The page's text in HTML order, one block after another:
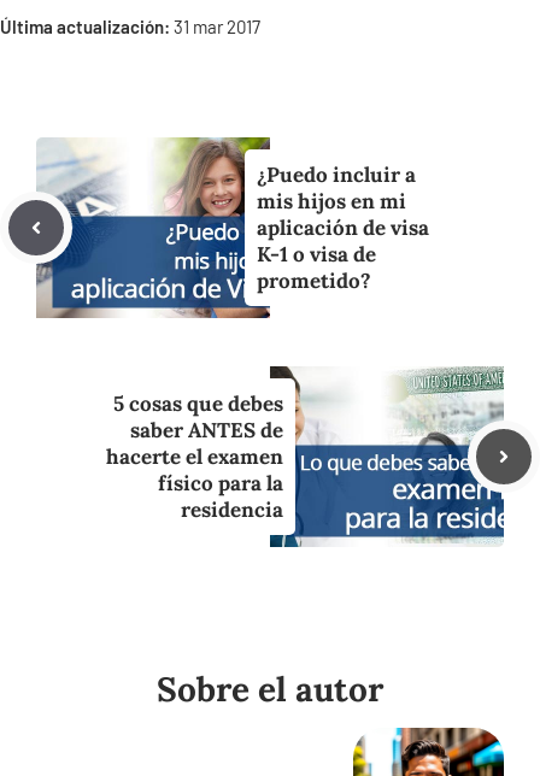
Última actualización: 31 mar 2017
¿Puedo incluir a
mis hijos en mi
aplicación de visa
K-1 o visa de
prometido?
5 cosas que debes
saber ANTES de
hacerte el examen
físico para la
residencia
Sobre el autor